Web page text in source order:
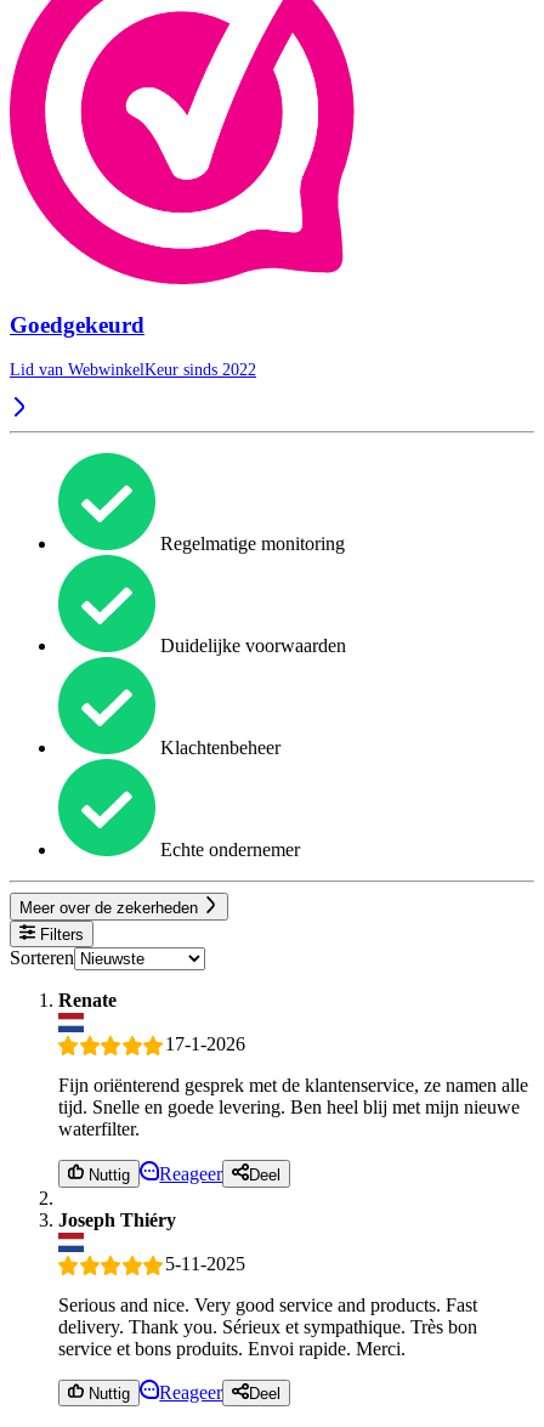
Goedgekeurd
Lid van WebwinkelKeur sinds 2022
Regelmatige monitoring
Duidelijke voorwaarden
Klachtenbeheer
Echte ondernemer
Meer over de zekerheden
Filters
Sorteren
Renate
17-1-2026
Fijn oriënterend gesprek met de klantenservice, ze namen alle
tijd. Snelle en goede levering. Ben heel blij met mijn nieuwe
waterfilter.
Nuttig Reageer Deel
Joseph Thiéry
5-11-2025
Serious and nice. Very good service and products. Fast
delivery. Thank you. Sérieux et sympathique. Très bon
service et bons produits. Envoi rapide. Merci.
Nuttig Reageer Deel